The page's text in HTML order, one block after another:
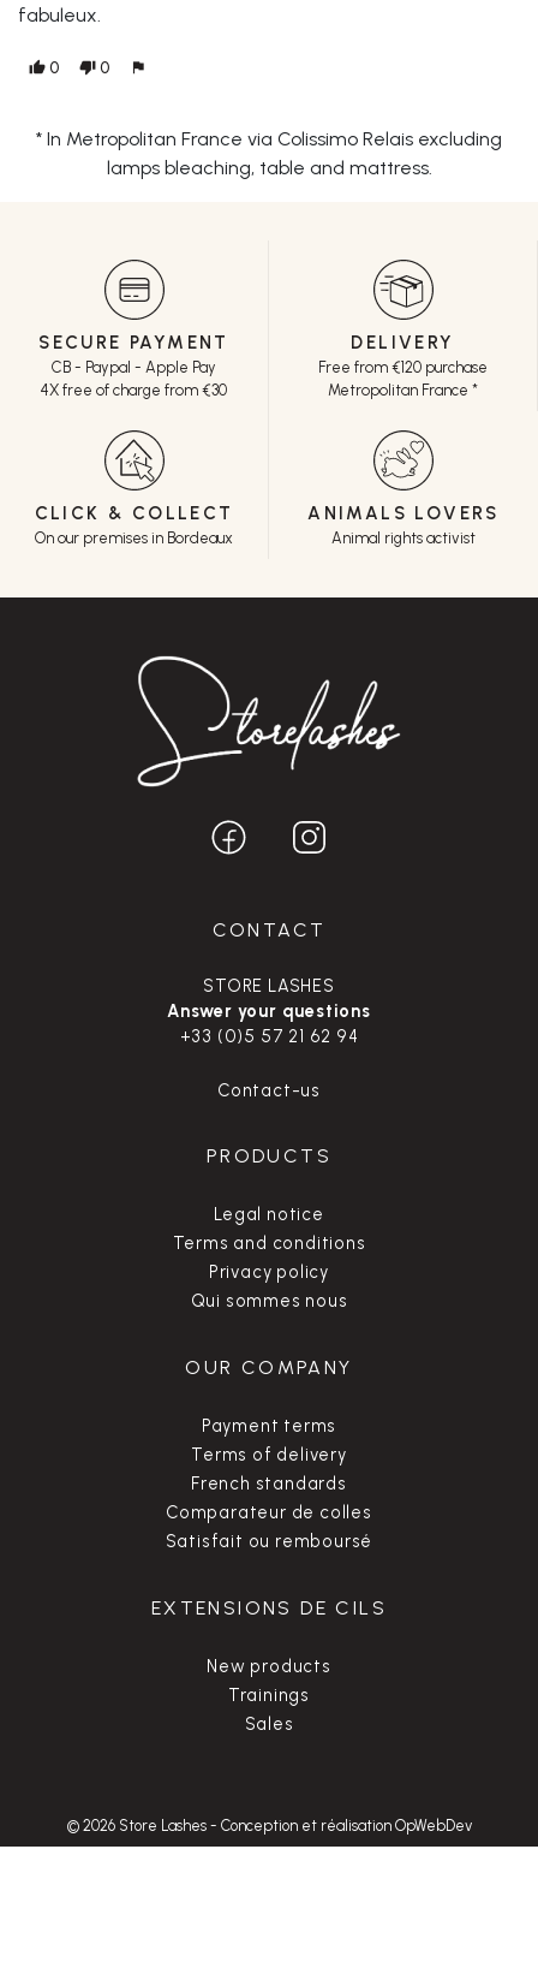
fabuleux.
thumb_up 0 thumb_down 0 flag
* In Metropolitan France via Colissimo Relais excluding
lamps bleaching, table and mattress.
SECURE PAYMENT
CB - Paypal - Apple Pay
4X free of charge from €30
DELIVERY
Free from €120 purchase
Metropolitan France *
CLICK & COLLECT
On our premises in Bordeaux
ANIMALS LOVERS
Animal rights activist
CONTACT
STORE LASHES
Answer your questions
+33 (0)5 57 21 62 94
Contact-us
PRODUCTS
Legal notice
Terms and conditions
Privacy policy
Qui sommes nous
OUR COMPANY
Payment terms
Terms of delivery
French standards
Comparateur de colles
Satisfait ou remboursé
EXTENSIONS DE CILS
New products
Trainings
Sales
© 2026 Store Lashes - Conception et réalisation OpWebDev